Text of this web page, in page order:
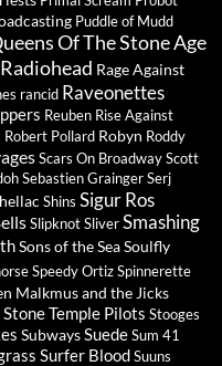
Puddle of Mudd
Of The Stone Age
Radiohead Rage Against
rancid Raveonettes
Reuben Rise Against
Robert Pollard Robyn Roddy
Scars On BroadwayScott
Sebastien GraingerSerj
Shins Sigur Ros
SlipknotSliverSmashing
Sons of the SeaSoulfly
Speedy OrtizSpinnerette
Malkmus and the Jicks
Stone Temple Pilots Stooges
SubwaysSuedeSum 41
Surfer BloodSuuns